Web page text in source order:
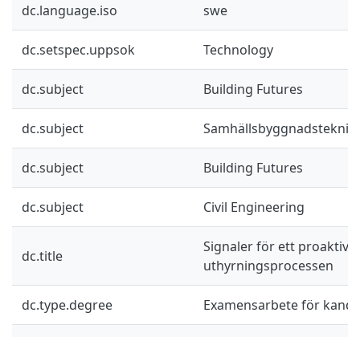
dc.language.iso swe
dc.setspec.uppsok Technology
dc.subject Building Futures
dc.subject Samhällsbyggnadsteknik
dc.subject Building Futures
dc.subject Civil Engineering
dc.title
Signaler för ett proaktivt
uthyrningsprocessen
dc.type.degree Examensarbete för